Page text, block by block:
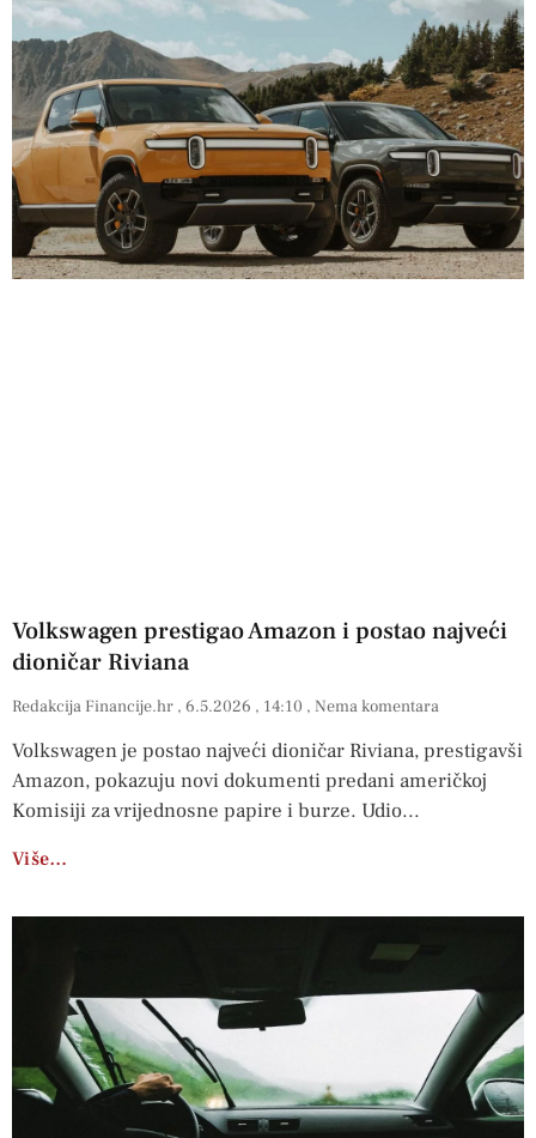
Volkswagen prestigao Amazon i postao najveći
dioničar Riviana
Redakcija Financije.hr 6.5.2026 14:10 Nema komentara
Volkswagen je postao najveći dioničar Riviana, prestigavši
Amazon, pokazuju novi dokumenti predani američkoj
Komisiji za vrijednosne papire i burze. Udio
Više…